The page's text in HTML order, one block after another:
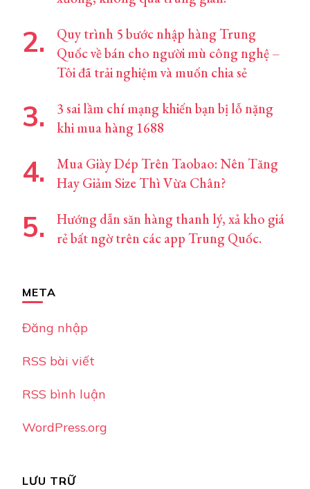
Quy trình 5 bước nhập hàng Trung
Quốc về bán cho người mù công nghệ –
Tôi đã trải nghiệm và muốn chia sẻ
3 sai lầm chí mạng khiến bạn bị lỗ nặng
khi mua hàng 1688
Mua Giày Dép Trên Taobao: Nên Tăng
Hay Giảm Size Thì Vừa Chân?
Hướng dẫn săn hàng thanh lý, xả kho giá
rẻ bất ngờ trên các app Trung Quốc.
META
Đăng nhập
RSS bài viết
RSS bình luận
WordPress.org
LƯU TRỮ